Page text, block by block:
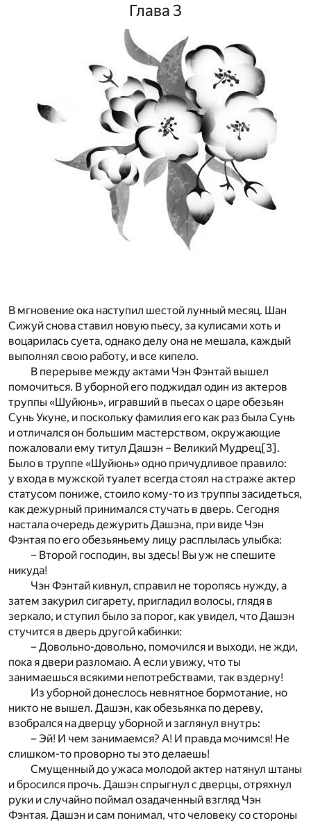
Глава 3
В мгновение ока наступил шестой лунный месяц. Шан
Сижуй снова ставил новую пьесу, за кулисами хоть и
воцарилась суета, однако делу она не мешала, каждый
выполнял свою работу, и все кипело.
В перерыве между актами Чэн Фэнтай вышел
помочиться. В уборной его поджидал один из актеров
труппы «Шуйюнь», игравший в пьесах о царе обезьян
Сунь Укуне, и поскольку фамилия его как раз была Сунь
и отличался он большим мастерством, окружающие
пожаловали ему титул Дашэн – Великий Мудрец[3].
Было в труппе «Шуйюнь» одно причудливое правило:
у входа в мужской туалет всегда стоял на страже актер
статусом пониже, стоило кому-то из труппы засидеться,
как дежурный принимался стучать в дверь. Сегодня
настала очередь дежурить Дашэна, при виде Чэн
Фэнтая по его обезьяньему лицу расплылась улыбка:
– Второй господин, вы здесь! Вы уж не спешите
никуда!
Чэн Фэнтай кивнул, справил не торопясь нужду, а
затем закурил сигарету, пригладил волосы, глядя в
зеркало, и ступил было за порог, как увидел, что Дашэн
стучится в дверь другой кабинки:
– Довольно-довольно, помочился и выходи, не жди,
пока я двери разломаю. А если увижу, что ты
занимаешься всякими непотребствами, так вздерну!
Из уборной донеслось невнятное бормотание, но
никто не вышел. Дашэн, как обезьянка по дереву,
взобрался на дверцу уборной и заглянул внутрь:
– Эй! И чем занимаемся? А! И правда мочимся! Не
слишком-то проворно ты это делаешь!
Смущенный до ужаса молодой актер натянул штаны
и бросился прочь. Дашэн спрыгнул с дверцы, отряхнул
руки и случайно поймал озадаченный взгляд Чэн
Фэнтая. Дашэн и сам понимал, что человеку со стороны